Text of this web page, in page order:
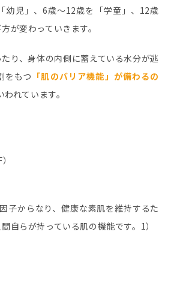
幼児」、6歳～12歳を「学童」、12歳
が変わっていきます。
り、身体の内側に蓄えている水分が逃
をもつ 「肌のバリア機能」が備わるの
われています。
子からなり、健康な素肌を維持するた
自らが持っている肌の機能です。1）